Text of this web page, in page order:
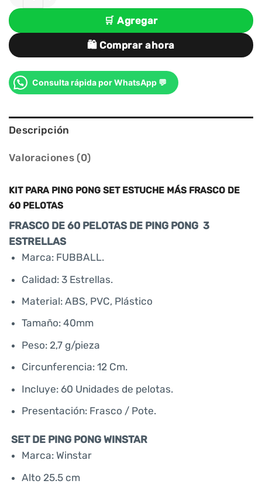
🛒 Agregar
🛍️ Comprar ahora
Consulta rápida por WhatsApp 💬
Descripción
Valoraciones (0)
KIT PARA PING PONG SET ESTUCHE MÁS FRASCO DE
60 PELOTAS
FRASCO DE 60 PELOTAS DE PING PONG 3
ESTRELLAS
Marca: FUBBALL.
Calidad: 3 Estrellas.
Material: ABS, PVC, Plástico
Tamaño: 40mm
Peso: 2,7 g/pieza
Circunferencia: 12 Cm.
Incluye: 60 Unidades de pelotas.
Presentación: Frasco / Pote.
SET DE PING PONG WINSTAR
Marca: Winstar
Alto 25.5 cm